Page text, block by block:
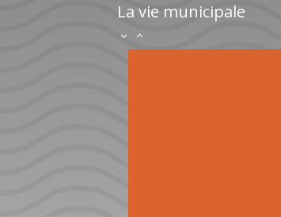
La vie municipale